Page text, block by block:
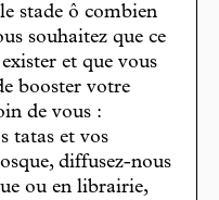
stade ô combien
souhaitez que ce
et que vous
booster votre
de vous :
tatas et vos
diffusez-nous
ou en librairie,